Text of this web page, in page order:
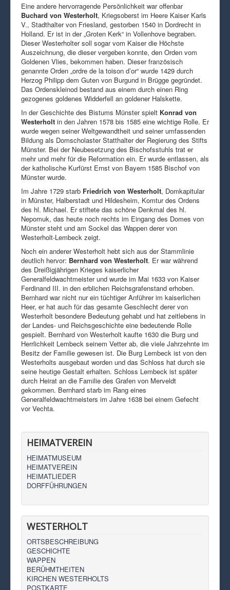
Eine andere hervorragende Persönlichkeit war offenbar
Buchard von Westerholt, Kriegsoberst im Heere Kaiser Karls
V., Stadthalter von Friesland, gestorben 1540 in Dordrecht in
Holland. Er ist in der „Groten Kerk“ in Vollenhove begraben.
Dieser Westerholter soll sogar vom Kaiser die Höchste
Auszeichnung, die dieser vergeben konnte, den Orden vom
Goldenen Vlies, bekommen haben. Dieser französisch
genannte Orden „ordre de la toison d’or“ wurde 1429 durch
Herzog Philipp dem Guten von Burgund in Brügge gegründet.
Das Ordenskleinod bestand aus einem durch einen Ring
gezogenes goldenes Widderfell an goldener Halskette.
In der Geschichte des Bistums Münster spielt Konrad von
Westerholt in den Jahren 1578 bis 1585 eine wichtige Rolle. Er
wurde wegen seiner Weltgewandtheit und seiner umfassenden
Bildung als Domscholaster Statthalter der Regierung des Stifts
Münster. Bei der Neubesetzung des Bischofsstuhls trat er
mehr und mehr für die Reformation ein. Er wurde entlassen, als
der katholische Kurfürst Ernst von Bayern 1585 Bischof von
Münster wurde.
Im Jahre 1729 starb Friedrich von Westerholt, Domkapitular
in Münster, Halberstadt und Hildesheim, Komtur des Ordens
des hl. Michael. Er stiftete das schöne Denkmal des hl.
Nepomuk, das heute noch rechts im Eingang des Domes von
Münster steht und am Sockel das Wappen derer von
Westerholt-Lembeck zeigt.
Noch ein anderer Westerholt hebt sich aus der Stammlinie
deutlich hervor: Bernhard von Westerholt. Er war während
des Dreißigjährigen Krieges kaiserlicher
Generalfeldwachtmeister und wurde im Mai 1633 von Kaiser
Ferdinand III. in den erblichen Reichsgrafenstand erhoben.
Bernhard war nicht nur ein tüchtiger Anführer im kaiserlichen
Heer, er hat auch für das gesamte Geschlecht derer von
Westerholt besondere Bedeutung gehabt und hat zeitlebens in
der Landes- und Reichsgeschichte eine bedeutende Rolle
gespielt. Bernhard von Westerholt kaufte 1630 die Burg und
Herrlichkeit Lembeck seinem Vetter ab, die viele Jahrzehnte im
Besitz der Familie gewesen ist. Die Burg Lembeck ist von den
Westerholts ausgebaut worden und das Schloss hat durch sie
seine heutige Gestalt erhalten. Schloss Lembeck ist später
durch Heirat an die Familie des Grafen von Merveldt
gekommen. Bernhard starb im Rang eines
Generalfeldwachtmeisters im Jahre 1638 bei einem Gefecht
vor Vechta.
HEIMATVEREIN
HEIMATMUSEUM
HEIMATVEREIN
HEIMATLIEDER
DORFFÜHRUNGEN
WESTERHOLT
ORTSBESCHREIBUNG
GESCHICHTE
WAPPEN
BERÜHMTHEITEN
KIRCHEN WESTERHOLTS
POSTKARTE